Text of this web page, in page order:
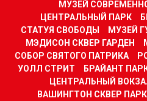
МУЗЕЙ
ЦЕНТРАЛЬНЫЙ ПАРК
СТАТУЯ СВОБОДЫ
МУЗЕЙ
МЭДИСОН СКВЕР ГАРДЕН
СОБОР СВЯТОГО ПАТРИКА
УОЛЛ СТРИТ
БРАЙАНТ
ЦЕНТРАЛЬНЫЙ
ВАШИНГТОН СКВЕР ПАРК